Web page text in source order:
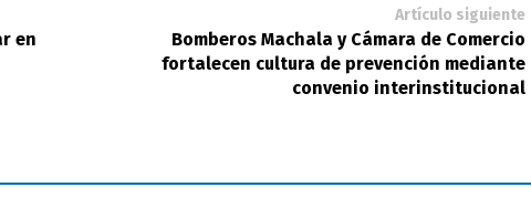
en
Artículo siguiente
Bomberos Machala y Cámara de Comercio
fortalecen cultura de prevención mediante
convenio interinstitucional